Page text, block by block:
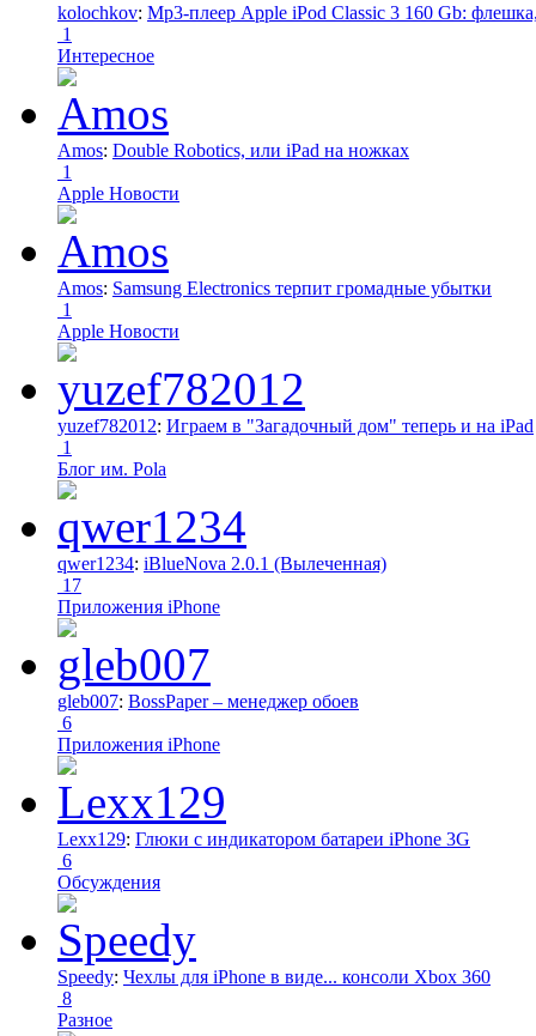
kolochkov: Mp3-плеер Apple iPod Classic 3 160 Gb:
1
Интересное
Amos: Double Robotics, или iPad на ножках
1
Apple Новости
Amos: Samsung Electronics терпит громадные убытки
1
Apple Новости
yuzef782012: Играем в "Загадочный дом" теперь и на iPad
1
Блог им. Pola
qwer1234: iBlueNova 2.0.1 (Вылеченная)
17
Приложения iPhone
gleb007: BossPaper – менеджер обоев
6
Приложения iPhone
Lexx129: Глюки с индикатором батареи iPhone 3G
6
Обсуждения
Speedy: Чехлы для iPhone в виде... консоли Xbox 360
8
Разное